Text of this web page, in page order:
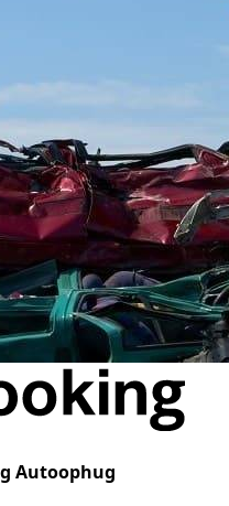
Autoophug